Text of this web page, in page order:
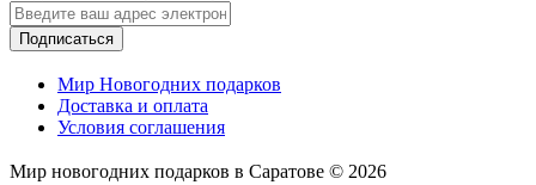
Подписаться
Мир Новогодних подарков
Доставка и оплата
Условия соглашения
Мир новогодних подарков в Саратове © 2026